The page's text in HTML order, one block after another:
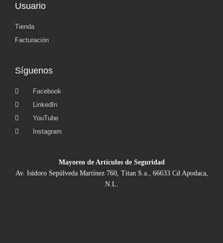
Usuario
Tienda
Facturación
Síguenos
Facebook
LinkedIn
YouTube
Instagram
Mayoreo de Artículos de Seguridad
Av. Isidoro Sepúlveda Martínez 760, Titan S.a., 66633 Cd Apodaca,
N.L.